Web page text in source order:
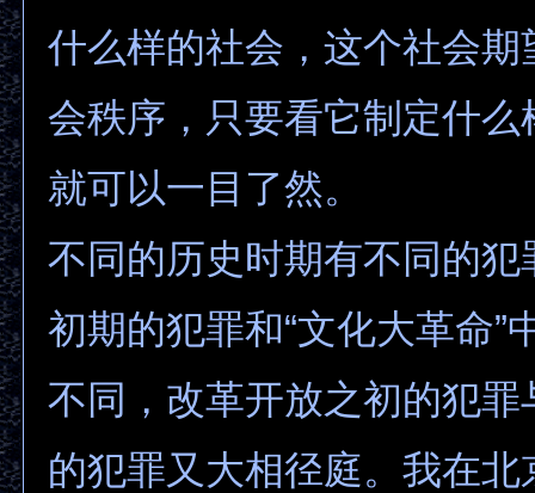
什么样的社会，这个社会期
会秩序，只要看它制定什么
就可以一目了然。
不同的历史时期有不同的犯
初期的犯罪和“文化大革命”
不同，改革开放之初的犯罪
的犯罪又大相径庭。我在北